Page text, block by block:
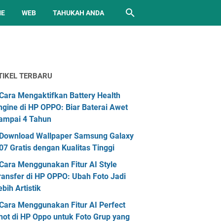
WEB TAHUKAH ANDA
TERBARU
Mengaktifkan Battery Health
di HP OPPO: Biar Baterai Awet
4 Tahun
Wallpaper Samsung Galaxy
Gratis dengan Kualitas Tinggi
Menggunakan Fitur AI Style
di HP OPPO: Ubah Foto Jadi
Artistik
Menggunakan Fitur AI Perfect
di HP Oppo untuk Foto Grup yang